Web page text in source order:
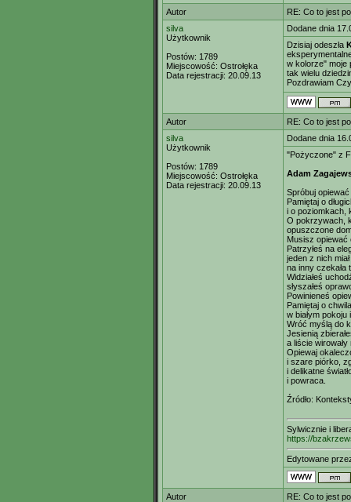
Autor
RE: Co to jest
silva
Użytkownik
Postów: 1789
Miejscowość: Ostrołęka
Data rejestracji: 20.09.13
Dodane dnia
Dzisiaj odeszła
w kolorze" moje
tak wielu
Pozdrawiam
Autor
RE: Co to jest
silva
Użytkownik
Postów: 1789
Miejscowość: Ostrołęka
Data rejestracji: 20.09.13
Dodane dnia
"Pożyczone" z
Adam
Spróbuj
Pamiętaj o
i o poziomkach,
O pokrzywach,
opuszczone
Musisz
Patrzyłeś na
jeden z nich
na inny czekała
Widziałeś
słyszałeś
Powinieneś
Pamiętaj o
w białym pokoju
Wróć myślą do
Jesienią
a liście
Opiewaj
i szare piórko,
i delikatne
i powraca.
Źródło:
Sylwicznie i
https://
Edytowane
Autor
RE: Co to jest